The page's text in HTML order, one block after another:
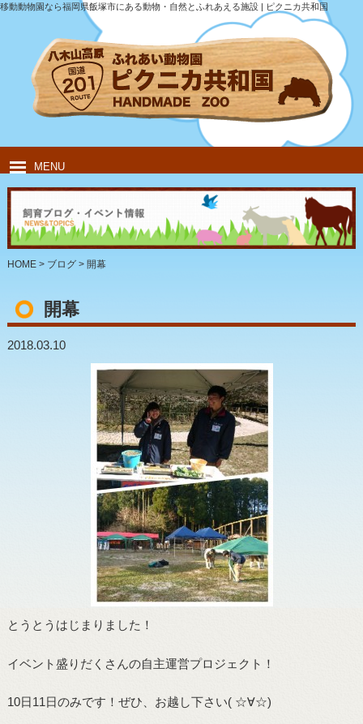
移動動物園なら福岡県飯塚市にある動物・自然とふれあえる施設 | ピクニカ共和国
MENU
HOME ピクニカ共和国について 動物紹介 移動動物園
飲食・キャンプ 団体のお客様
HOME> ブログ> 開幕
開幕
2018.03.10
とうとうはじまりました！
イベント盛りだくさんの自主運営プロジェクト！
10日11日のみです！ぜひ、お越し下さい( ☆∀☆)